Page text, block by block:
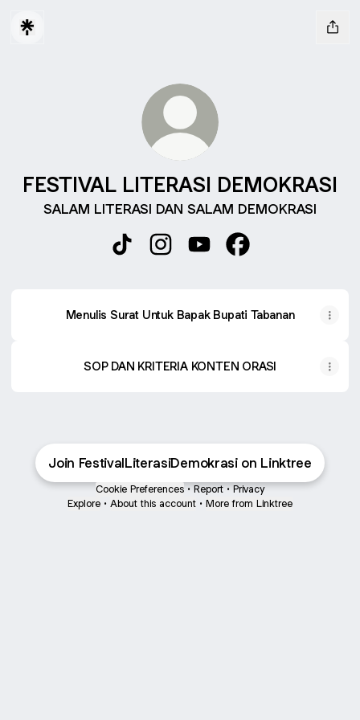
FESTIVAL LITERASI DEMOKRASI
SALAM LITERASI DAN SALAM DEMOKRASI
Menulis Surat Untuk Bapak Bupati Tabanan
SOP DAN KRITERIA KONTEN ORASI
Join FestivalLiterasiDemokrasi on Linktree
Cookie Preferences • Report • Privacy
Explore • About this account • More from Linktree